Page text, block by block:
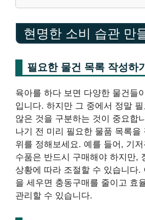
현명한 소비 습관 만
필요한 물건 목록 작성하기
육아를 하다 보면 다양한 물건들
입니다. 하지만 그 중에서 정말 필
않은 것을 구분하는 것이 중요합
나기 전 미리 필요한 물품 목록을
위를 정해보세요. 예를 들어, 기
수품은 반드시 구매해야 하지만,
상황에 따라 조절할 수 있습니다.
을 세우면 충동구매를 줄이고 효
관리할 수 있습니다.